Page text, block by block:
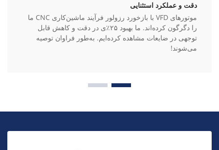
دقت و عملکرد استثنایی
موتورهای VFD با بازخورد رزولور فرآیند ماشین‌کاری CNC ما
را دگرگون کرده‌اند. ما بهبود ۲۵٪ی در دقت و کاهش قابل
توجهی در ضایعات مشاهده کرده‌ایم. به‌طور فراوان توصیه
می‌شوند!